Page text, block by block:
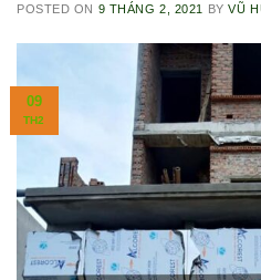
POSTED ON 9 THÁNG 2, 2021 BYVŨ
09
TH2